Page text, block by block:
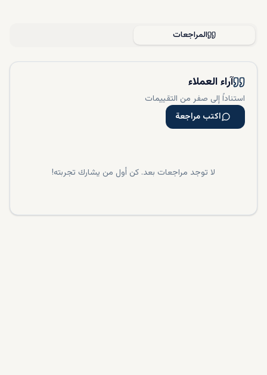
المراجعات
آراء العملاء
استناداً إلى صفر من التقييمات
اكتب مراجعة
لا توجد مراجعات بعد. كن أول من يشارك تجربته!